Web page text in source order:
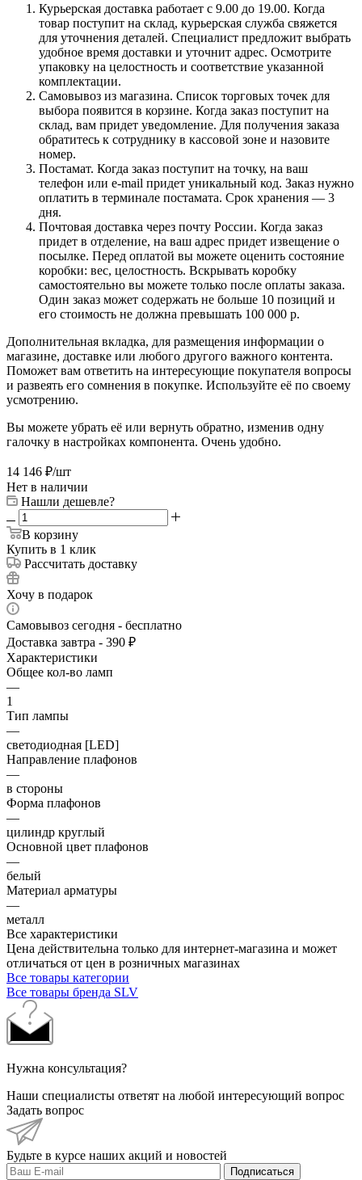
Курьерская доставка работает с 9.00 до 19.00. Когда
товар поступит на склад, курьерская служба свяжется
для уточнения деталей. Специалист предложит выбрать
удобное время доставки и уточнит адрес. Осмотрите
упаковку на целостность и соответствие указанной
комплектации.
Самовывоз из магазина. Список торговых точек для
выбора появится в корзине. Когда заказ поступит на
склад, вам придет уведомление. Для получения заказа
обратитесь к сотруднику в кассовой зоне и назовите
номер.
Постамат. Когда заказ поступит на точку, на ваш
телефон или e-mail придет уникальный код. Заказ нужно
оплатить в терминале постамата. Срок хранения — 3
дня.
Почтовая доставка через почту России. Когда заказ
придет в отделение, на ваш адрес придет извещение о
посылке. Перед оплатой вы можете оценить состояние
коробки: вес, целостность. Вскрывать коробку
самостоятельно вы можете только после оплаты заказа.
Один заказ может содержать не больше 10 позиций и
его стоимость не должна превышать 100 000 р.
Дополнительная вкладка, для размещения информации о
магазине, доставке или любого другого важного контента.
Поможет вам ответить на интересующие покупателя вопросы
и развеять его сомнения в покупке. Используйте её по своему
усмотрению.
Вы можете убрать её или вернуть обратно, изменив одну
галочку в настройках компонента. Очень удобно.
14 146 ₽/шт
Нет в наличии
Нашли дешевле?
В корзину
Купить в 1 клик
Рассчитать доставку
Хочу в подарок
Самовывоз сегодня - бесплатно
Доставка завтра - 390 ₽
Характеристики
Общее кол-во ламп
—
1
Тип лампы
—
светодиодная [LED]
Направление плафонов
—
в стороны
Форма плафонов
—
цилиндр круглый
Основной цвет плафонов
—
белый
Материал арматуры
—
металл
Все характеристики
Цена действительна только для интернет-магазина и может
отличаться от цен в розничных магазинах
Все товары категории
Все товары бренда SLV
Нужна консультация?
Наши специалисты ответят на любой интересующий вопрос
Задать вопрос
Будьте в курсе наших акций и новостей
Подписаться